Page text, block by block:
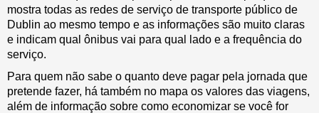
mostra todas as redes de serviço de transporte público de
Dublin ao mesmo tempo e as informações são muito claras
e indicam qual ônibus vai para qual lado e a frequência do
serviço.
Para quem não sabe o quanto deve pagar pela jornada que
pretende fazer, há também no mapa os valores das viagens,
além de informação sobre como economizar se você for